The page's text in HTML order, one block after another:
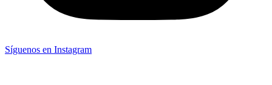
Síguenos en Instagram